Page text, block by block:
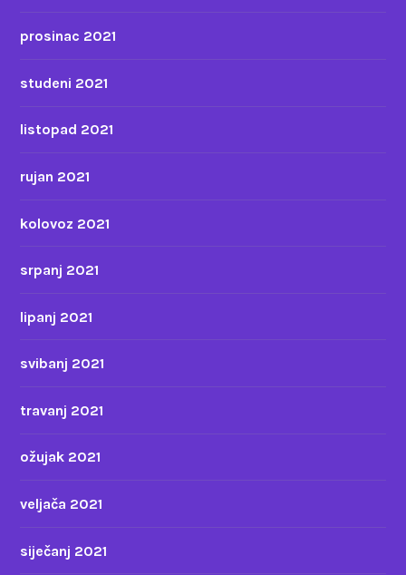
prosinac 2021
studeni 2021
listopad 2021
rujan 2021
kolovoz 2021
srpanj 2021
lipanj 2021
svibanj 2021
travanj 2021
ožujak 2021
veljača 2021
siječanj 2021